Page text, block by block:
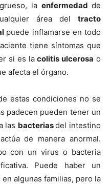
grueso, la enfermedad de
área del tracto
puede inflamarse en todo
tiene sí­ntomas que
si es lacolitis ulcerosa o
afecta el órgano.
estas condiciones no se
padecen pueden tener un
las bacteriasdel intestino
de manera anormal.
con un virus o bacteria
Puede haber un
algunas familias, pero la